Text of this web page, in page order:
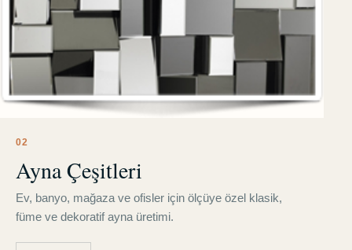
02
Ayna Çeşitleri
Ev, banyo, mağaza ve ofisler için ölçüye özel klasik,
füme ve dekoratif ayna üretimi.